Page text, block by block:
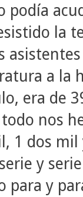
podía
la
a la
era de
nos
1 dos
y
para y